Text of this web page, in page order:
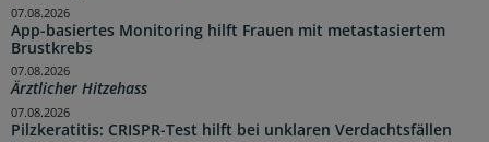
App-basiertes Monitoring hilft Frauen mit metastasiertem
Brustkrebs
07.08.2026
Ärztlicher Hitzehass
07.08.2026
Pilzkeratitis: CRISPR-Test hilft bei unklaren Verdachtsfällen
07.08.2026